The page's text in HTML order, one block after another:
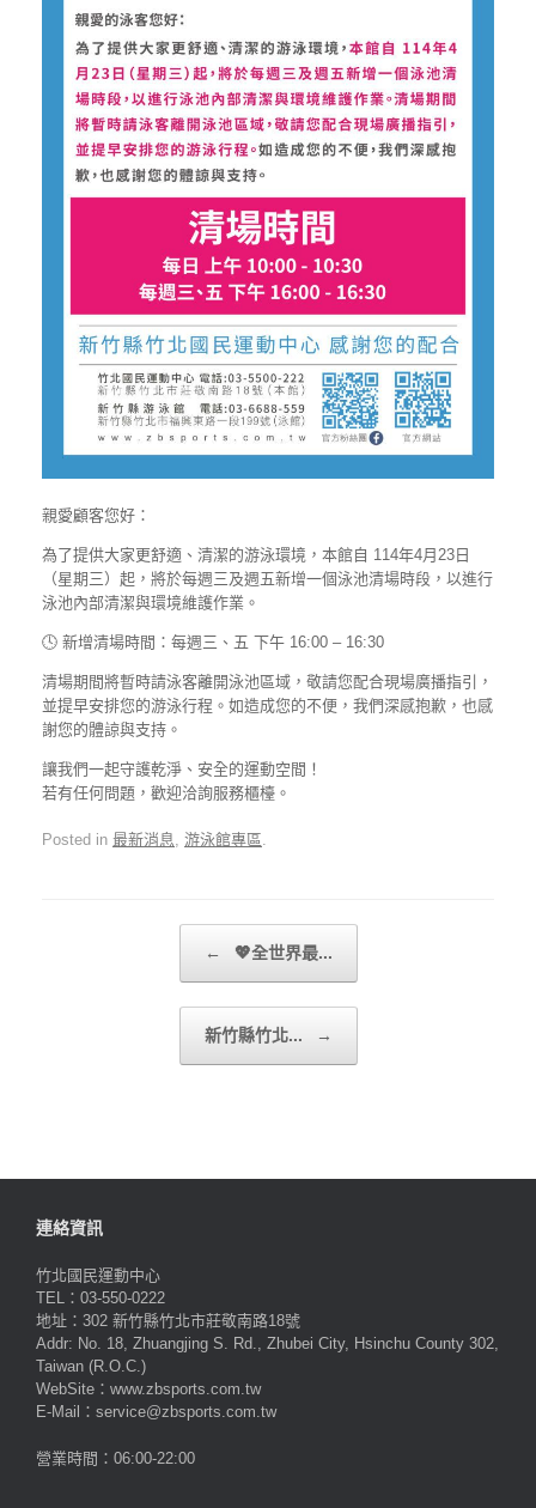
親愛顧客您好：
為了提供大家更舒適、清潔的游泳環境，本館自 114年4月23日
（星期三）起，將於每週三及週五新增一個泳池清場時段，以進行
泳池內部清潔與環境維護作業。
🕓 新增清場時間：每週三、五 下午 16:00 – 16:30
清場期間將暫時請泳客離開泳池區域，敬請您配合現場廣播指引，
並提早安排您的游泳行程。如造成您的不便，我們深感抱歉，也感
謝您的體諒與支持。
讓我們一起守護乾淨、安全的運動空間！
若有任何問題，歡迎洽詢服務櫃檯。
Posted in 最新消息, 游泳館專區.
← 💖全世界最...
新竹縣竹北... →
連絡資訊
竹北國民運動中心
TEL：03-550-0222
地址：302 新竹縣竹北市莊敬南路18號
Addr: No. 18, Zhuangjing S. Rd., Zhubei City, Hsinchu County 302,
Taiwan (R.O.C.)
WebSite：www.zbsports.com.tw
E-Mail：service@zbsports.com.tw
營業時間：06:00-22:00